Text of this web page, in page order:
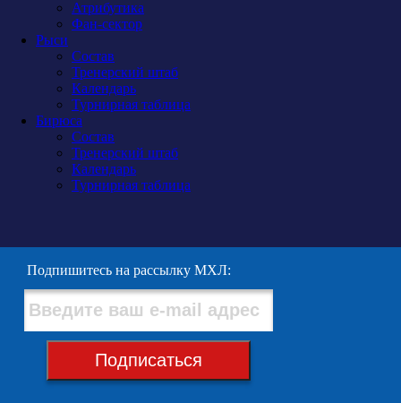
Атрибутика
Фан-сектор
Рыси
Состав
Тренерский штаб
Календарь
Турнирная таблица
Бирюса
Состав
Тренерский штаб
Календарь
Турнирная таблица
Подпишитесь на рассылку МХЛ:
Подписаться